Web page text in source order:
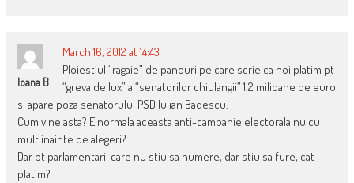
Ioana B
March 16, 2012 at 14:43
Ploiestiul “ragaie” de panouri pe care scrie ca noi platim pt
“greva de lux” a “senatorilor chiulangii” 1.2 milioane de euro
si apare poza senatorului PSD Iulian Badescu.
Cum vine asta? E normala aceasta anti-campanie electorala nu cu
mult inainte de alegeri?
Dar pt parlamentarii care nu stiu sa numere, dar stiu sa fure, cat
platim?